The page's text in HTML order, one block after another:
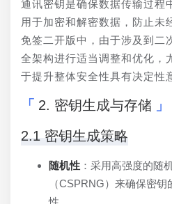
通讯密钥是确保数据传输过程
用于加密和解密数据，防止未
免签二开版中，由于涉及到二
全架构进行适当调整和优化，
于提升整体安全性具有决定性
2. 密钥生成与存储
2.1 密钥生成策略
随机性 ：采用高强度的随
（CSPRNG）来确保密
性。